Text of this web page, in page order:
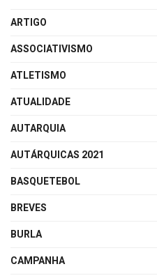
ARTIGO
ASSOCIATIVISMO
ATLETISMO
ATUALIDADE
AUTARQUIA
AUTÁRQUICAS 2021
BASQUETEBOL
BREVES
BURLA
CAMPANHA